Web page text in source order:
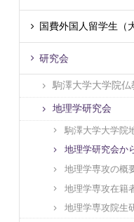
国費外国人留学生（
研究会
駒澤大学大学院仏
地理学研究会
駒澤大学大学院
地理学研究会か
地理学専攻の概
地理学専攻在籍
地理学専攻院生